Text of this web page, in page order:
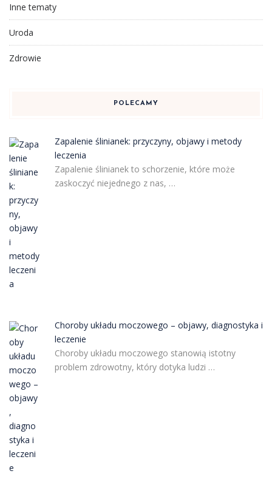
Inne tematy
Uroda
Zdrowie
POLECAMY
Zapalenie ślinianek: przyczyny, objawy i metody
leczenia
Zapalenie ślinianek to schorzenie, które może
zaskoczyć niejednego z nas, …
Choroby układu moczowego – objawy, diagnostyka i
leczenie
Choroby układu moczowego stanowią istotny
problem zdrowotny, który dotyka ludzi …